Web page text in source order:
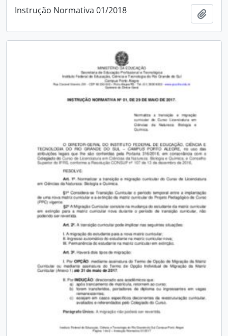
Instrução Normativa 01/2018